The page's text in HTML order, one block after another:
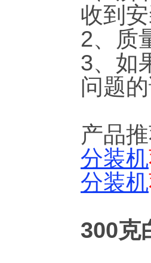
收到
2、质
3、如
问题
产品
分装机
分装机
300克